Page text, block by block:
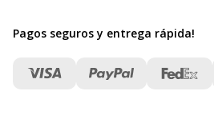
Pagos seguros y entrega rápida!